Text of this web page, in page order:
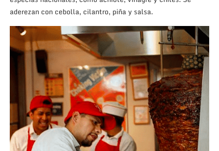
aderezan con cebolla, cilantro, piña y salsa.